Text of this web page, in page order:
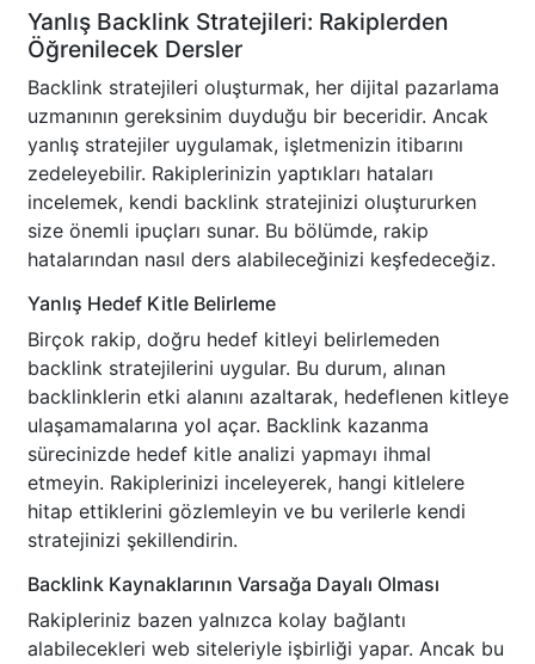
Yanlış Backlink Stratejileri: Rakiplerden
Öğrenilecek Dersler
Backlink stratejileri oluşturmak, her dijital pazarlama
uzmanının gereksinim duyduğu bir beceridir. Ancak
yanlış stratejiler uygulamak, işletmenizin itibarını
zedeleyebilir. Rakiplerinizin yaptıkları hataları
incelemek, kendi backlink stratejinizi oluştururken
size önemli ipuçları sunar. Bu bölümde, rakip
hatalarından nasıl ders alabileceğinizi keşfedeceğiz.
Yanlış Hedef Kitle Belirleme
Birçok rakip, doğru hedef kitleyi belirlemeden
backlink stratejilerini uygular. Bu durum, alınan
backlinklerin etki alanını azaltarak, hedeflenen kitleye
ulaşamamalarına yol açar. Backlink kazanma
sürecinizde hedef kitle analizi yapmayı ihmal
etmeyin. Rakiplerinizi inceleyerek, hangi kitlelere
hitap ettiklerini gözlemleyin ve bu verilerle kendi
stratejinizi şekillendirin.
Backlink Kaynaklarının Varsağa Dayalı Olması
Rakipleriniz bazen yalnızca kolay bağlantı
alabilecekleri web siteleriyle işbirliği yapar. Ancak bu